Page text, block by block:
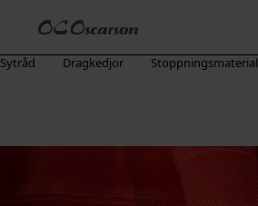
Sytråd Dragkedjor Stoppningsmaterial